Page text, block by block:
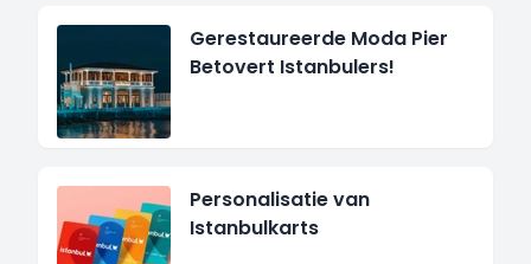
Gerestaureerde Moda Pier
Betovert Istanbulers!
Personalisatie van
Istanbulkarts